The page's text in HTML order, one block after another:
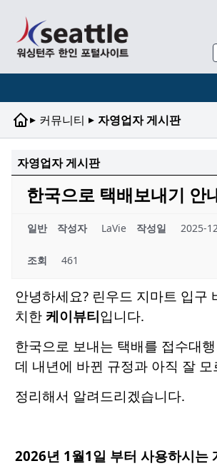
▸ 커뮤니티 ▸ 자영업자 게시판
자영업자 게시판
한국으로 택배보내기 안
일반 작성자 LaVie 작성일 2025-
조회 461
안녕하세요? 린우드 지마트 입구
치한 케이뷰티입니다.
한국으로 보내는 택배를 접수대
데 내년에 바뀐 규정과 아직 잘
정리해서 알려드리겠습니다.
2026년 1월1일 부터 사용하시는